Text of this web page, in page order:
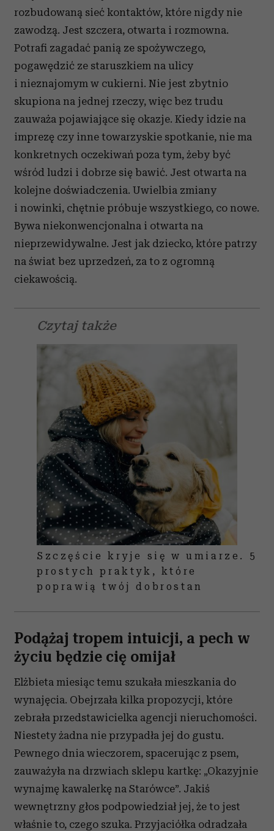
rozbudowaną sieć kontaktów, które nigdy nie
zawodzą. Jest szczera, otwarta i rozmowna.
Potrafi zagadać panią ze spożywczego,
pogawędzić ze staruszkiem na ulicy
i nieznajomym w cukierni. Nie jest zbytnio
skupiona na jednej rzeczy, więc bez trudu
zauważa pojawiające się okazje. Kiedy idzie na
imprezę czy inne towarzyskie spotkanie, nie ma
konkretnych oczekiwań poza tym, żeby być
wśród ludzi i dobrze się bawić. Jest otwarta na
kolejne doświadczenia. Uwielbia zmiany
i nowinki, chętnie próbuje wszystkiego, co nowe.
Bywa niekonwencjonalna i otwarta na
nieprzewidywalne. Jest jak dziecko, które patrzy
na świat bez uprzedzeń, za to z ogromną
ciekawością.
Czytaj także
Szczęście kryje się w umiarze. 5
prostych praktyk, które
poprawią twój dobrostan
Podążaj tropem intuicji, a pech w
życiu będzie cię omijał
Elżbieta miesiąc temu szukała mieszkania do
wynajęcia. Obejrzała kilka propozycji, które
zebrała przedstawicielka agencji nieruchomości.
Niestety żadna nie przypadła jej do gustu.
Pewnego dnia wieczorem, spacerując z psem,
zauważyła na drzwiach sklepu kartkę: „Okazyjnie
wynajmę kawalerkę na Starówce”. Jakiś
wewnętrzny głos podpowiedział jej, że to jest
właśnie to, czego szuka. Przyjaciółka odradzała